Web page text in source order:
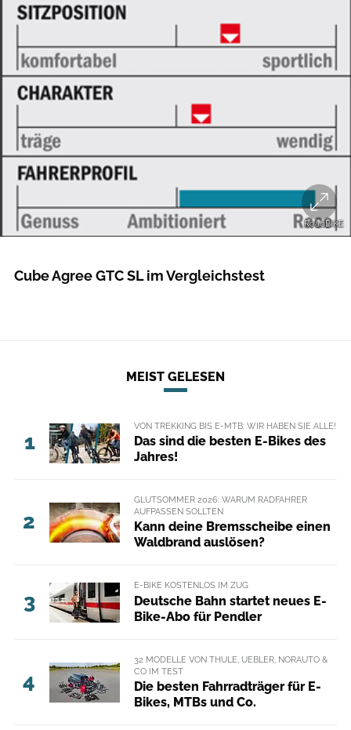
RoadBIKE
RoadBIKE
Cube Agree GTC SL im Vergleichstest
MEIST GELESEN
1
VON TREKKING BIS E-MTB: WIR HABEN SIE ALLE!
Das sind die besten E-Bikes des
Jahres!
2
GLUTSOMMER 2026: WARUM RADFAHRER
AUFPASSEN SOLLTEN
Kann deine Bremsscheibe einen
Waldbrand auslösen?
3
E-BIKE KOSTENLOS IM ZUG
Deutsche Bahn startet neues E-
Bike-Abo für Pendler
4
32 MODELLE VON THULE, UEBLER, NORAUTO &
CO IM TEST
Die besten Fahrradträger für E-
Bikes, MTBs und Co.